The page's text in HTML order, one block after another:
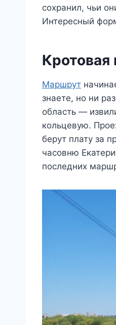
сохранил, чьи
Интересный
Кротовая
Маршрут
знаете, но ни
область —
кольцевую.
берут плату за
часовню
последних